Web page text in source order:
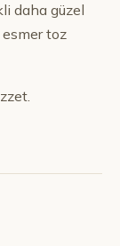
daha güzel
toz